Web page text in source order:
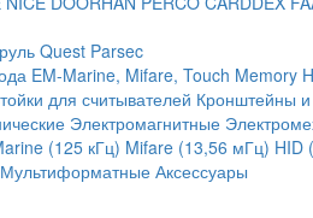
Quest Parsec
EM-Marine, Mifare, Touch Memory
для считывателей Кронштейны и
Электромагнитные
(125 кГц) Mifare (13,56 мГц) HID
Мультиформатные Аксессуары